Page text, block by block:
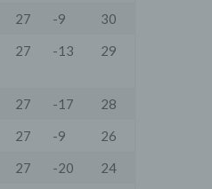
27 -9
30
27 -13 29
27 -17
28
27 -9
26
27 -20
24